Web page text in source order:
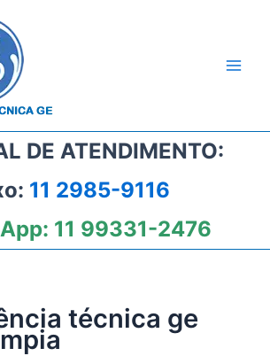
DE ATENDIMENTO:
11 2985-9116
11 99331-2476
técnica ge